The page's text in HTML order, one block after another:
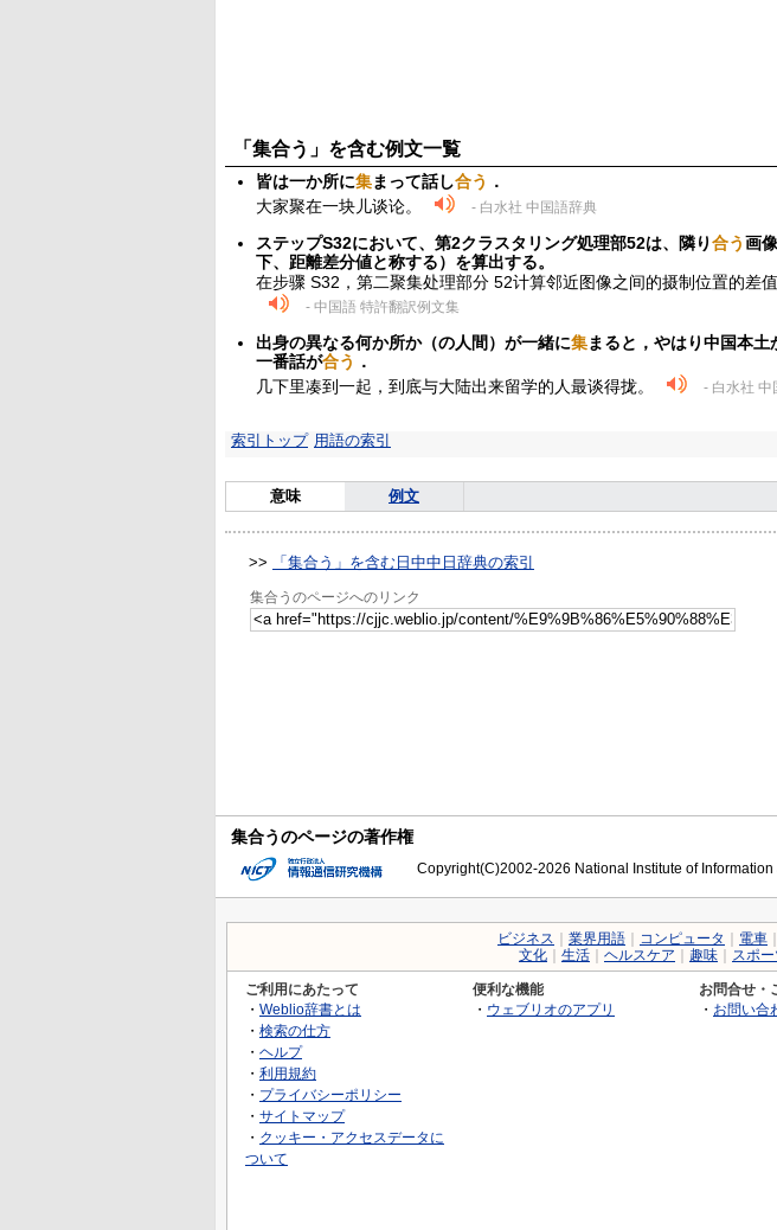
「集合う」を含む例文一覧
皆は一か所に集まって話し合う ．
大家聚在一块儿谈论。
- 白水社 中国語辞典
ステップS32において、第2クラスタリング処理部52は、隣り合う画
下、距離差分値と称する）を算出する。
在步骤 S32，第二聚集处理部分 52计算邻近图像之间的摄制位置的差
- 中国語 特許翻訳例文集
出身の異なる何か所か（の人間）が一緒に集まると，やはり中国本
一番話が合う ．
几下里凑到一起，到底与大陆出来留学的人最谈得拢。
- 白水社 中
索引トップ 用語の索引
意味 例文
>> 「集合う」を含む日中中日辞典の索引
集合うのページへのリンク
集合うのページの著作権
Copyright(C)2002-2026 National Institute of
ビジネス 業界用語 コンピュータ 電車
文化
生活 ヘルスケア 趣味 スポー
ご利用にあたって
・ Weblio辞書とは
・ 検索の仕方
・ ヘルプ
・ 利用規約
・ プライバシーポリシー
・ サイトマップ
・ クッキー・アクセスデータに
ついて
便利な機能
・ ウェブリオのアプリ
お問合せ・
・ お問い合